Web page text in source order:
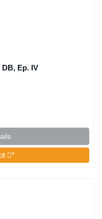
DB, Ep. IV
*